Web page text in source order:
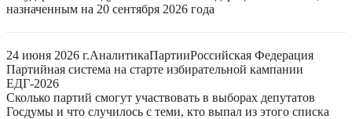
назначенным на 20 сентября 2026 года
24 июня 2026 г.АналитикаПартииРоссийская Федерация
Партийная система на старте избирательной кампании
ЕДГ-2026
Сколько партий смогут участвовать в выборах депутатов
Госдумы и что случилось с теми, кто выпал из этого списка